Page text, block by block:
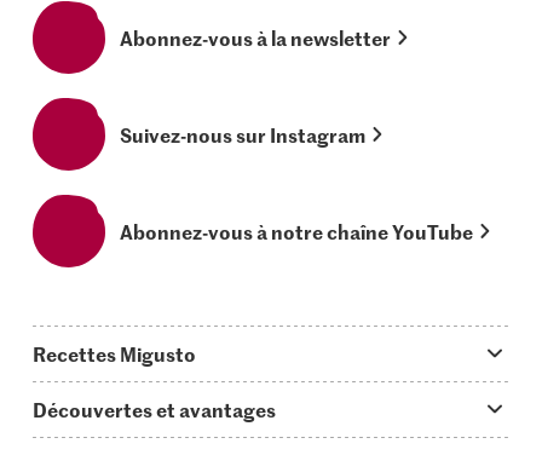
Abonnez-vous à la newsletter
Suivez-nous sur Instagram
Abonnez-vous à notre chaîne YouTube
Recettes Migusto
Idées de menus
Découvertes et avantages